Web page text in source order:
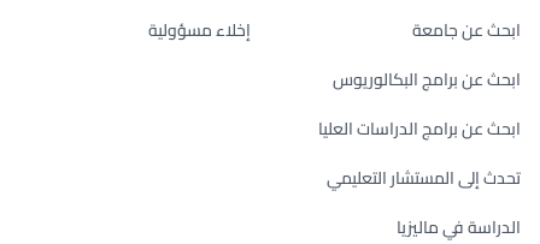
ابحث عن جامعة
ابحث عن برامج البكالوريوس
ابحث عن برامج الدراسات العليا
تحدث إلى المستشار التعليمي
الدراسة في ماليزيا
إخلاء مسؤولية